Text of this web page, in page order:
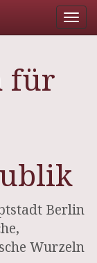
für
Berlin
Wurzeln